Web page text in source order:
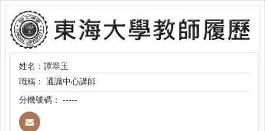
姓名：譚翠玉
職稱： 通識中心講師
分機號碼： -----